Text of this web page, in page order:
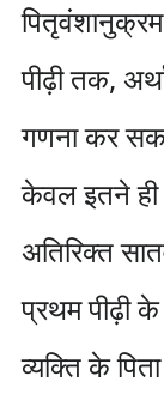
पितृवंशानुक्रम
पीढ़ी तक,
गणना कर
केवल इतने
अतिरिक्त
प्रथम पीढ़ी
व्यक्ति के